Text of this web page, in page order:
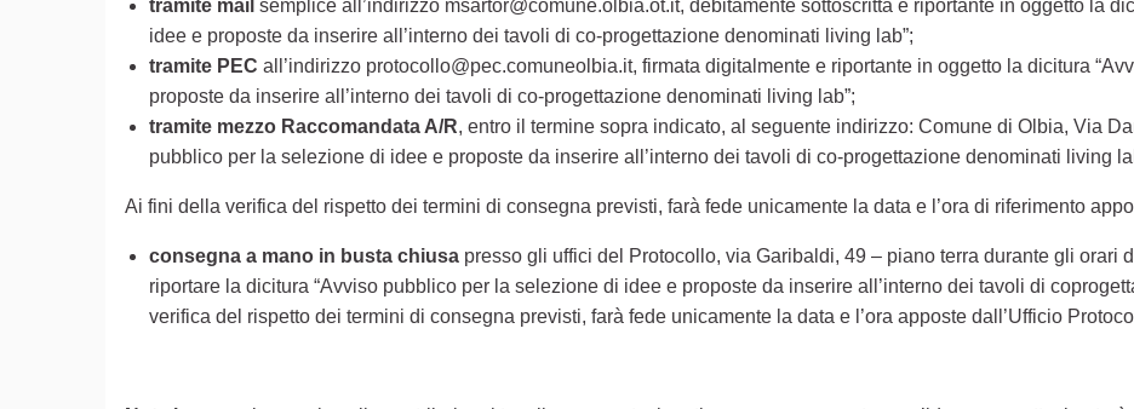
tramite mail semplice all’indirizzo msartor@comune.olbia.ot.it, debitamente sottoscritta e riportante in oggetto la
idee e proposte da inserire all’interno dei tavoli di co-progettazione denominati living lab”;
tramite PEC all’indirizzo protocollo@pec.comuneolbia.it, firmata digitalmente e riportante in oggetto la dicitura
proposte da inserire all’interno dei tavoli di co-progettazione denominati living lab”;
tramite mezzo Raccomandata A/R, entro il termine sopra indicato, al seguente indirizzo: Comune di Olbia, Via
pubblico per la selezione di idee e proposte da inserire all’interno dei tavoli di co-progettazione denominati living
Ai fini della verifica del rispetto dei termini di consegna previsti, farà fede unicamente la data e l’ora di riferimento
consegna a mano in busta chiusa presso gli uffici del Protocollo, via Garibaldi, 49 – piano terra durante gli orari
riportare la dicitura “Avviso pubblico per la selezione di idee e proposte da inserire all’interno dei tavoli di
verifica del rispetto dei termini di consegna previsti, farà fede unicamente la data e l’ora apposte dall’Ufficio